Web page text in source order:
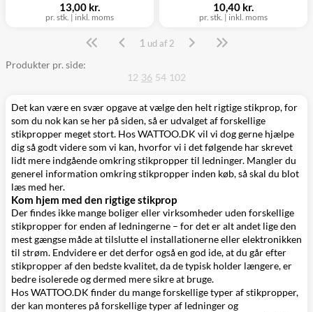
pr. stk. | inkl. moms
13,00 kr.
pr. stk. | inkl. moms
10,40 kr.
Side
1 ud af 2
Produkter pr. side:
12 36 54 102
Det kan være en svær opgave at vælge den helt rigtige stikprop, for
som du nok kan se her på siden, så er udvalget af forskellige
stikpropper meget stort. Hos WATTOO.DK vil vi dog gerne hjælpe
dig så godt videre som vi kan, hvorfor vi i det følgende har skrevet
lidt mere indgående omkring stikpropper til ledninger. Mangler du
generel information omkring stikpropper inden køb, så skal du blot
læs med her.
Kom hjem med den rigtige stikprop
Der findes ikke mange boliger eller virksomheder uden forskellige
stikpropper for enden af ledningerne – for det er alt andet lige den
mest gængse måde at tilslutte el installationerne eller elektronikken
til strøm. Endvidere er det derfor også en god ide, at du går efter
stikpropper af den bedste kvalitet, da de typisk holder længere, er
bedre isolerede og dermed mere sikre at bruge.
Hos WATTOO.DK finder du mange forskellige typer af stikpropper,
der kan monteres på forskellige typer af ledningerog